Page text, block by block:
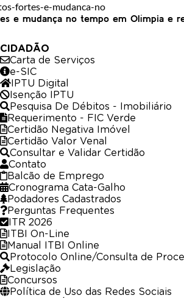
e mudança no tempo em Olímpia e
CIDADÃO
Carta de Serviços
e-SIC
IPTU Digital
Isenção IPTU
Pesquisa De Débitos - Imobiliário
Requerimento - FIC Verde
Certidão Negativa Imóvel
Certidão Valor Venal
Consultar e Validar Certidão
Contato
Balcão de Emprego
Cronograma Cata-Galho
Podadores Cadastrados
Perguntas Frequentes
ITR 2026
ITBI On-Line
Manual ITBI Online
Protocolo Online/Consulta de
Legislação
Concursos
Política de Uso das Redes Sociais